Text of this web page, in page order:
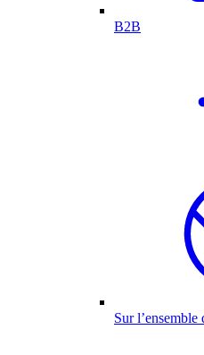
B2B
Sur l’ensemble